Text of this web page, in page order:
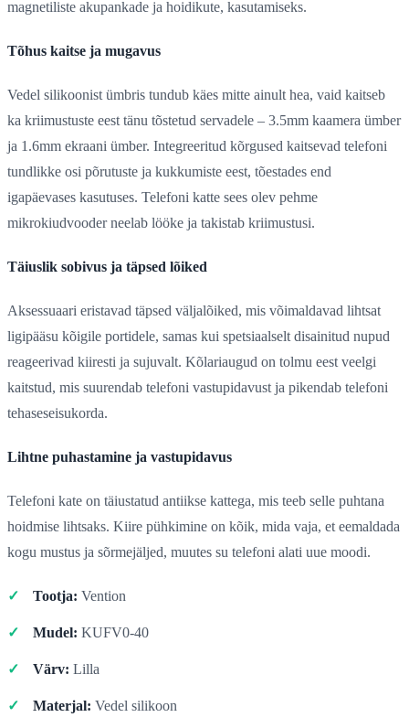
magnetiliste akupankade ja hoidikute, kasutamiseks.
Tõhus kaitse ja mugavus
Vedel silikoonist ümbris tundub käes mitte ainult hea, vaid kaitseb
ka kriimustuste eest tänu tõstetud servadele – 3.5mm kaamera ümber
ja 1.6mm ekraani ümber. Integreeritud kõrgused kaitsevad telefoni
tundlikke osi põrutuste ja kukkumiste eest, tõestades end
igapäevases kasutuses. Telefoni katte sees olev pehme
mikrokiudvooder neelab lööke ja takistab kriimustusi.
Täiuslik sobivus ja täpsed lõiked
Aksessuaari eristavad täpsed väljalõiked, mis võimaldavad lihtsat
ligipääsu kõigile portidele, samas kui spetsiaalselt disainitud nupud
reageerivad kiiresti ja sujuvalt. Kõlariaugud on tolmu eest veelgi
kaitstud, mis suurendab telefoni vastupidavust ja pikendab telefoni
tehaseseisukorda.
Lihtne puhastamine ja vastupidavus
Telefoni kate on täiustatud antiikse kattega, mis teeb selle puhtana
hoidmise lihtsaks. Kiire pühkimine on kõik, mida vaja, et eemaldada
kogu mustus ja sõrmejäljed, muutes su telefoni alati uue moodi.
Tootja: Vention
Mudel: KUFV0-40
Värv: Lilla
Materjal: Vedel silikoon